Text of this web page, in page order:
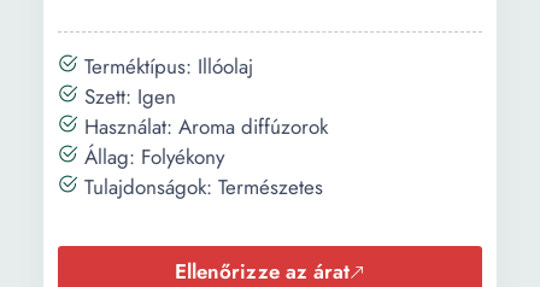
Terméktípus: Illóolaj
Szett: Igen
Használat: Aroma diffúzorok
Állag: Folyékony
Tulajdonságok: Természetes
Ellenőrizze az árat